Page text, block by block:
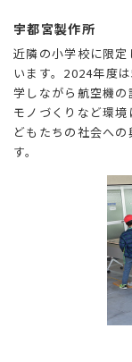
宇都宮製作所
近隣の小学校に限
います。2024年度
学しながら航空機
モノづくりなど環
どもたちの社会へ
す。